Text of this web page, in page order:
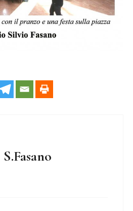
S.Fasano